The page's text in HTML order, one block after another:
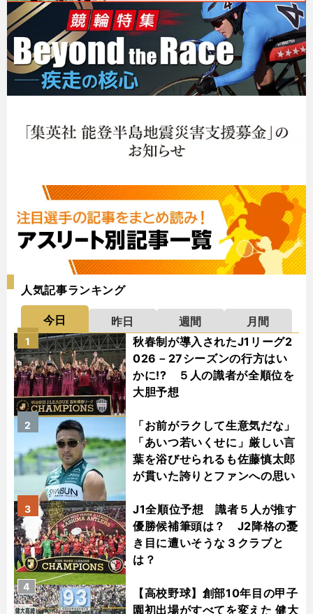
人気記事ランキング
今日 昨日 週間
月間
秋春制が導入されたJ1リーグ2
026－27シーズンの行方はい
かに!? ５人の識者が全順位を
大胆予想
1
「お前がラクして生意気だな」
「あいつ若いくせに」厳しい言
葉を浴びせられるも佐藤慎太郎
が貫いた誇りとファンへの思い
2
J1全順位予想 識者５人が推す
優勝候補筆頭は？ J2降格の憂
き目に遭いそうな３クラブと
は？
3
【高校野球】創部10年目の甲子
園初出場がすべてを変えた 健大
4